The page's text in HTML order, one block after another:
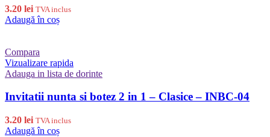
3.20 lei TVA inclus
Adaugă în coș
Compara
Vizualizare rapida
Adauga in lista de dorinte
Invitatii nunta si botez 2 in 1 – Clasice – INBC-04
3.20 lei TVA inclus
Adaugă în coș